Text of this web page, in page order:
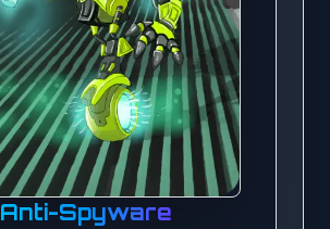
Anti-Spyware